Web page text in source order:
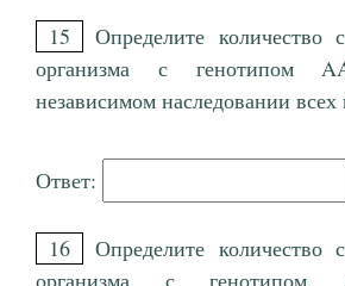
15
Определите количество
организма с генотипом
независимом наследовании всех
Ответ:
16
Определите количество